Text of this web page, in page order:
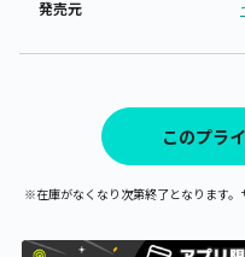
発売元
このプラ
※在庫がなくなり次第終了となります